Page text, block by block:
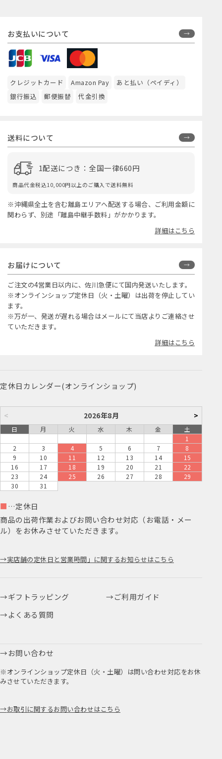
お支払いについて
クレジットカード Amazon Pay
あと払い（ペイディ）
銀行振込
郵便振替 代金引換
送料について
1配送につき：全国一律660円
商品代金税込10,000円以上のご購入で送料無料
※沖縄県全土を含む離島エリアへ配送する場合、ご利用金額に
関わらず、別途「離島中継手数料」がかかります。
詳細はこちら
お届けについて
ご注文の4営業日以内に、佐川急便にて国内発送いたします。
※オンラインショップ定休日（火・土曜）は出荷を停止してい
ます。
※万が一、発送が遅れる場合はメールにて当店よりご連絡させ
ていただきます。
詳細はこちら
定休日カレンダー(オンラインショップ)
< 2026年8月 >
日 月 火 水 木 金
土
1
2
3 4 5 6 7
8
9
10 11 12 13 14
15
16
17 18 19 20 21
22
23
24 25 26 27 28
29
30
31
■ …定休日
商品の出荷作業およびお問い合わせ対応（お電話・メー
ル）をお休みさせていただきます。
実店舗の定休日と営業時間」に関するお知らせはこちら
ギフトラッピング
ご利用ガイド
よくある質問
お問い合わせ
※オンラインショップ定休日（火・土曜）は問い合わせ対応をお休
みさせていただきます。
お取引に関するお問い合わせはこちら